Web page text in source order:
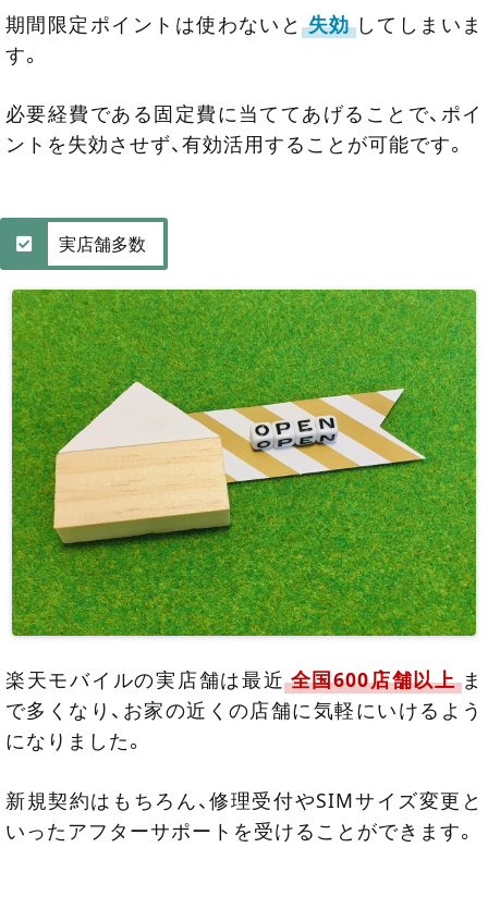
期間限定ポイントは使わないと 失効 してしまいま
す。
必要経費である固定費に当ててあげることで、ポイ
ントを失効させず、有効活用することが可能です。
実店舗多数
楽天モバイルの実店舗は最近 全国600店舗以上 ま
で多くなり、お家の近くの店舗に気軽にいけるよう
になりました。
新規契約はもちろん、修理受付やSIMサイズ変更と
いったアフターサポートを受けることができます。